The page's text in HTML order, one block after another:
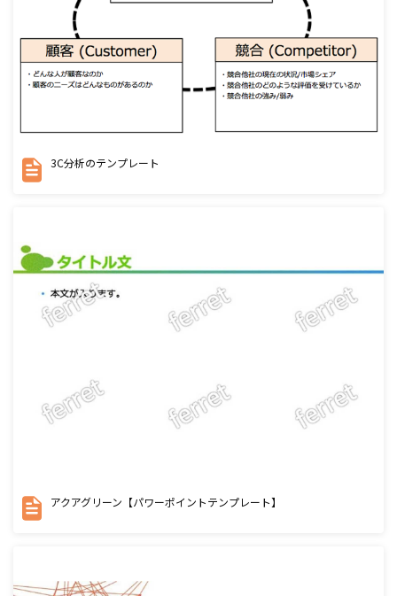
3C分析のテンプレート
アクアグリーン【パワーポイントテンプレート】